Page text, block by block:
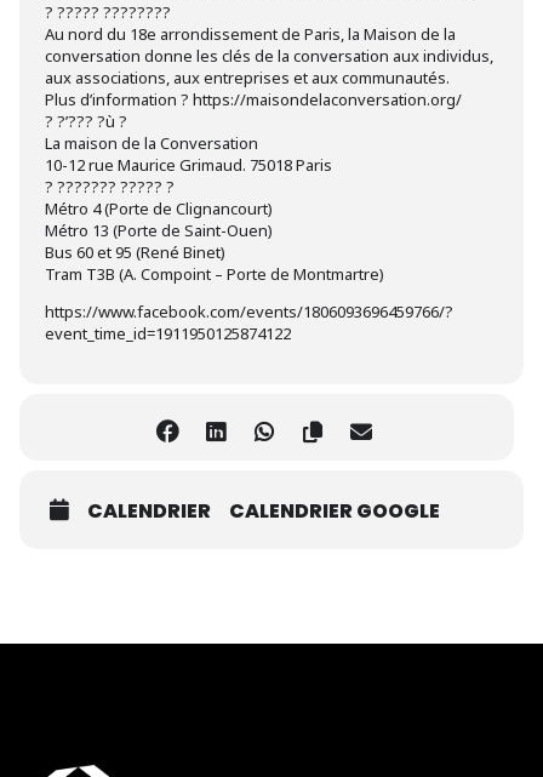
? ????? ????????
Au nord du 18e arrondissement de Paris, la Maison de la
conversation donne les clés de la conversation aux individus,
aux associations, aux entreprises et aux communautés.
Plus d’information ? https://maisondelaconversation.org/
? ?’??? ?ù ?
La maison de la Conversation
10-12 rue Maurice Grimaud. 75018 Paris
? ??????? ????? ?
Métro 4 (Porte de Clignancourt)
Métro 13 (Porte de Saint-Ouen)
Bus 60 et 95 (René Binet)
Tram T3B (A. Compoint – Porte de Montmartre)
https://www.facebook.com/events/1806093696459766/?
event_time_id=1911950125874122
CALENDRIER CALENDRIER GOOGLE